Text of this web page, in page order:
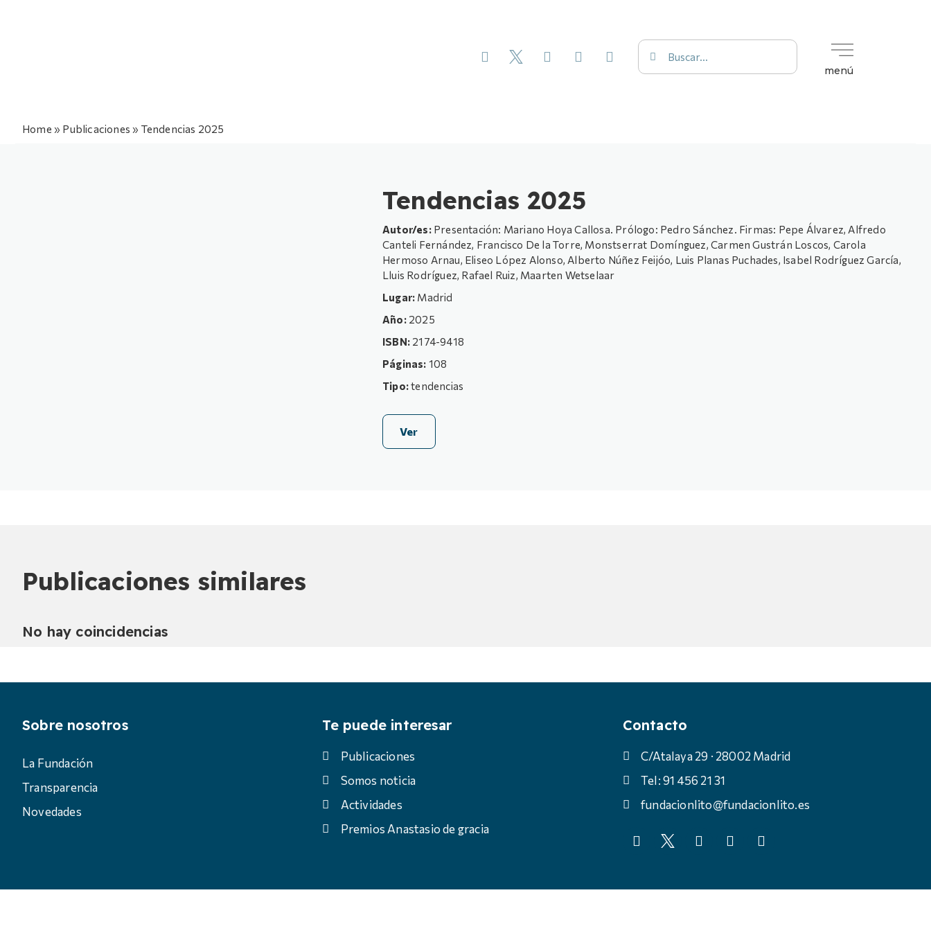
menú
Home » Publicaciones » Tendencias 2025
Tendencias 2025
Autor/es:Presentación: Mariano Hoya Callosa. Prólogo: Pedro Sánchez. Firmas: Pepe Álvarez, Alfredo
Canteli Fernández, Francisco De la Torre, Monstserrat Domínguez, Carmen Gustrán Loscos, Carola
Hermoso Arnau, Eliseo López Alonso, Alberto Núñez Feijóo, Luis Planas Puchades, Isabel Rodríguez García,
Lluis Rodríguez, Rafael Ruiz, Maarten Wetselaar
Lugar: Madrid
Año:2025
ISBN: 2174-9418
Páginas: 108
Tipo:tendencias
Ver
Publicaciones similares
No hay coincidencias
Sobre nosotros
La Fundación
Transparencia
Novedades
Te puede interesar
Publicaciones
Somos noticia
Actividades
Premios Anastasio de gracia
Contacto
C/Atalaya 29 · 28002 Madrid
Tel: 91 456 21 31
fundacionlito@fundacionlito.es